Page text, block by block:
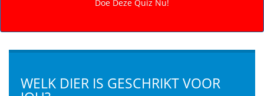
WELK DIER IS GESCHRIKT VOOR